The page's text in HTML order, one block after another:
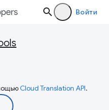
Войти
Cloud Translation API.